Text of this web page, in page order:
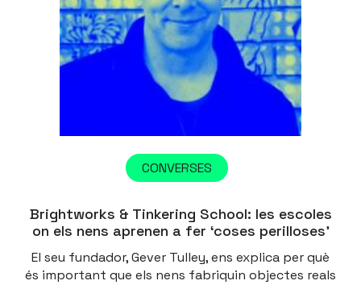
CONVERSES
Brightworks & Tinkering School: les escoles
on els nens aprenen a fer ‘coses perilloses’
El seu fundador, Gever Tulley, ens explica per què
és important que els nens fabriquin objectes reals